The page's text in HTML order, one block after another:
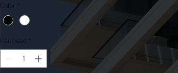
Color *
Cantidad *